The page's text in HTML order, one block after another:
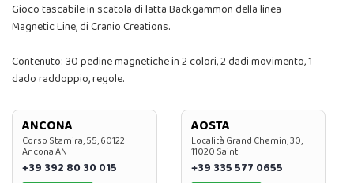
Gioco tascabile in scatola di latta Backgammon della linea
Magnetic Line, di Cranio Creations.
Contenuto: 30 pedine magnetiche in 2 colori, 2 dadi movimento, 1
dado raddoppio, regole.
ANCONA
Corso Stamira, 55, 60122
Ancona AN
+39 392 80 30 015
AOSTA
Località Grand Chemin, 30,
11020 Saint
+39 335 577 0655